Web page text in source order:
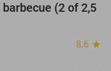
30%
(2 of 2,5
8.6 star